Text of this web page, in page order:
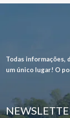
Todas informações,
um único lugar! O